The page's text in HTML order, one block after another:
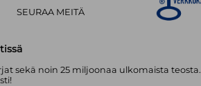
SEURAA MEITÄ
sekä noin 25 miljoonaa ulkomaista teosta.